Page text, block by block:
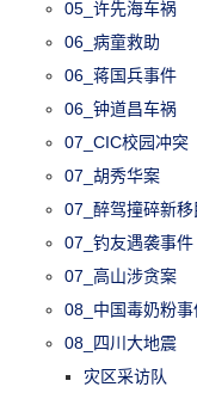
05_许先海车祸
06_病童救助
06_蒋国兵事件
06_钟道昌车祸
07_CIC校园冲突
07_胡秀华案
07_醉驾撞碎新
07_钓友遇袭事件
07_高山涉贪案
08_中国毒奶粉事
08_四川大地震
灾区采访队